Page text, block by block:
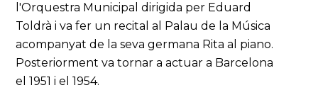
l'Orquestra Municipal dirigida per Eduard
Toldrà i va fer un recital al Palau de la Música
acompanyat de la seva germana Rita al piano.
Posteriorment va tornar a actuar a Barcelona
el 1951 i el 1954.